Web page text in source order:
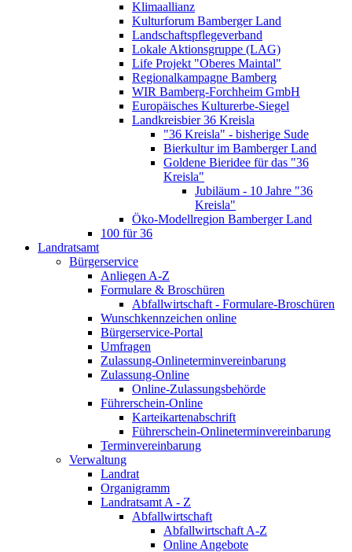
Klimaallianz
Kulturforum Bamberger Land
Landschaftspflegeverband
Lokale Aktionsgruppe (LAG)
Life Projekt "Oberes Maintal"
Regionalkampagne Bamberg
WIR Bamberg-Forchheim GmbH
Europäisches Kulturerbe-Siegel
Landkreisbier 36 Kreisla
"36 Kreisla" - bisherige Sude
Bierkultur im Bamberger Land
Goldene Bieridee für das "36
Kreisla"
Jubiläum - 10 Jahre "36
Kreisla"
Öko-Modellregion Bamberger Land
100 für 36
Landratsamt
Bürgerservice
Anliegen A-Z
Formulare & Broschüren
Abfallwirtschaft - Formulare-Broschüren
Wunschkennzeichen online
Bürgerservice-Portal
Umfragen
Zulassung-Onlineterminvereinbarung
Zulassung-Online
Online-Zulassungsbehörde
Führerschein-Online
Karteikartenabschrift
Führerschein-Onlineterminvereinbarung
Terminvereinbarung
Verwaltung
Landrat
Organigramm
Landratsamt A - Z
Abfallwirtschaft
Abfallwirtschaft A-Z
Online Angebote